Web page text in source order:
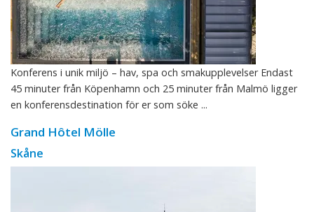
Konferens i unik miljö – hav, spa och smakupplevelser Endast
45 minuter från Köpenhamn och 25 minuter från Malmö ligger
en konferensdestination för er som söke ...
Grand Hôtel Mölle
Skåne